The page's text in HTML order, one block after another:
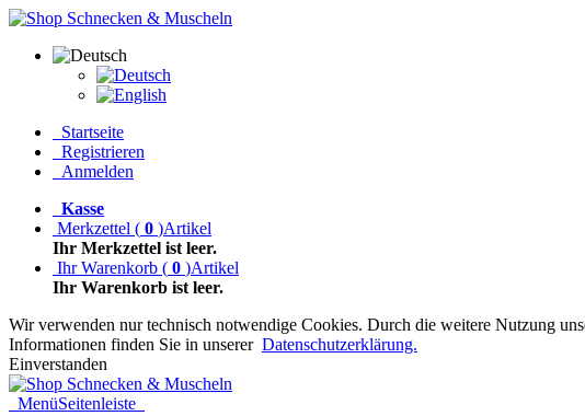
Startseite
Registrieren
Anmelden
Kasse
Merkzettel ( 0 )Artikel
Ihr Merkzettel ist leer.
Ihr Warenkorb ( 0 )Artikel
Ihr Warenkorb ist leer.
Wir verwenden nur technisch notwendige Cookies. Durch die weitere Nutzung
Informationen finden Sie in unserer Datenschutzerklärung.
Einverstanden
MenüSeitenleiste